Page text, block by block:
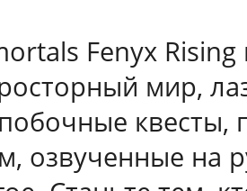
Fenyx
мир,
озвученные на